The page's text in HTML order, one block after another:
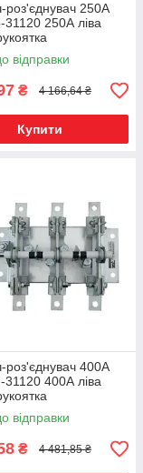
роз'єднувач 250А
250А ліва
відправки
₴ 4 166,64 ₴
Купити
роз'єднувач 400А
400А ліва
відправки
₴ 4 481,85 ₴